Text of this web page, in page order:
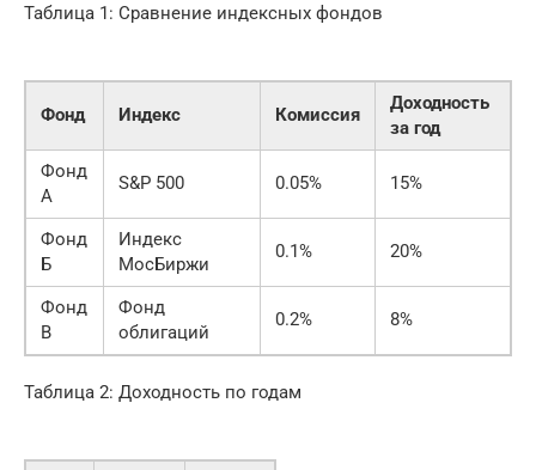
Таблица 1: Сравнение индексных фондов
Фонд Индекс Комиссия
Доходность
за год
Фонд
А
S&P 500 0.05% 15%
Фонд
Б
Индекс
МосБиржи
0.1% 20%
Фонд
В
Фонд
облигаций
0.2% 8%
Таблица 2: Доходность по годам